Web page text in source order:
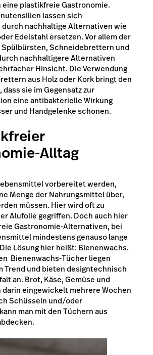
plastikfreie Gastronomie.
lassen sich
nachhaltige Alternativen wie
Edelstahl ersetzen. Vor allem der
Schneidebrettern und
nachhaltigere Alternativen
Hinsicht. Die Verwendung
aus Holz oder Kork bringt den
sie im Gegensatz zur
eine antibakterielle Wirkung
und Handgelenke schonen.
Alltag
vorbereitet werden,
Menge der Nahrungsmittel über,
müssen. Hier wird oft zu
Alufolie gegriffen. Doch auch hier
Gastronomie-Alternativen, bei
mindestens genauso lange
Lösung hier heißt: Bienenwachs.
Bienenwachs-Tücher liegen
Trend und bieten designtechnisch
an. Brot, Käse, Gemüse und
darin eingewickelt mehrere Wochen
Schüsseln und/oder
man mit den Tüchern aus